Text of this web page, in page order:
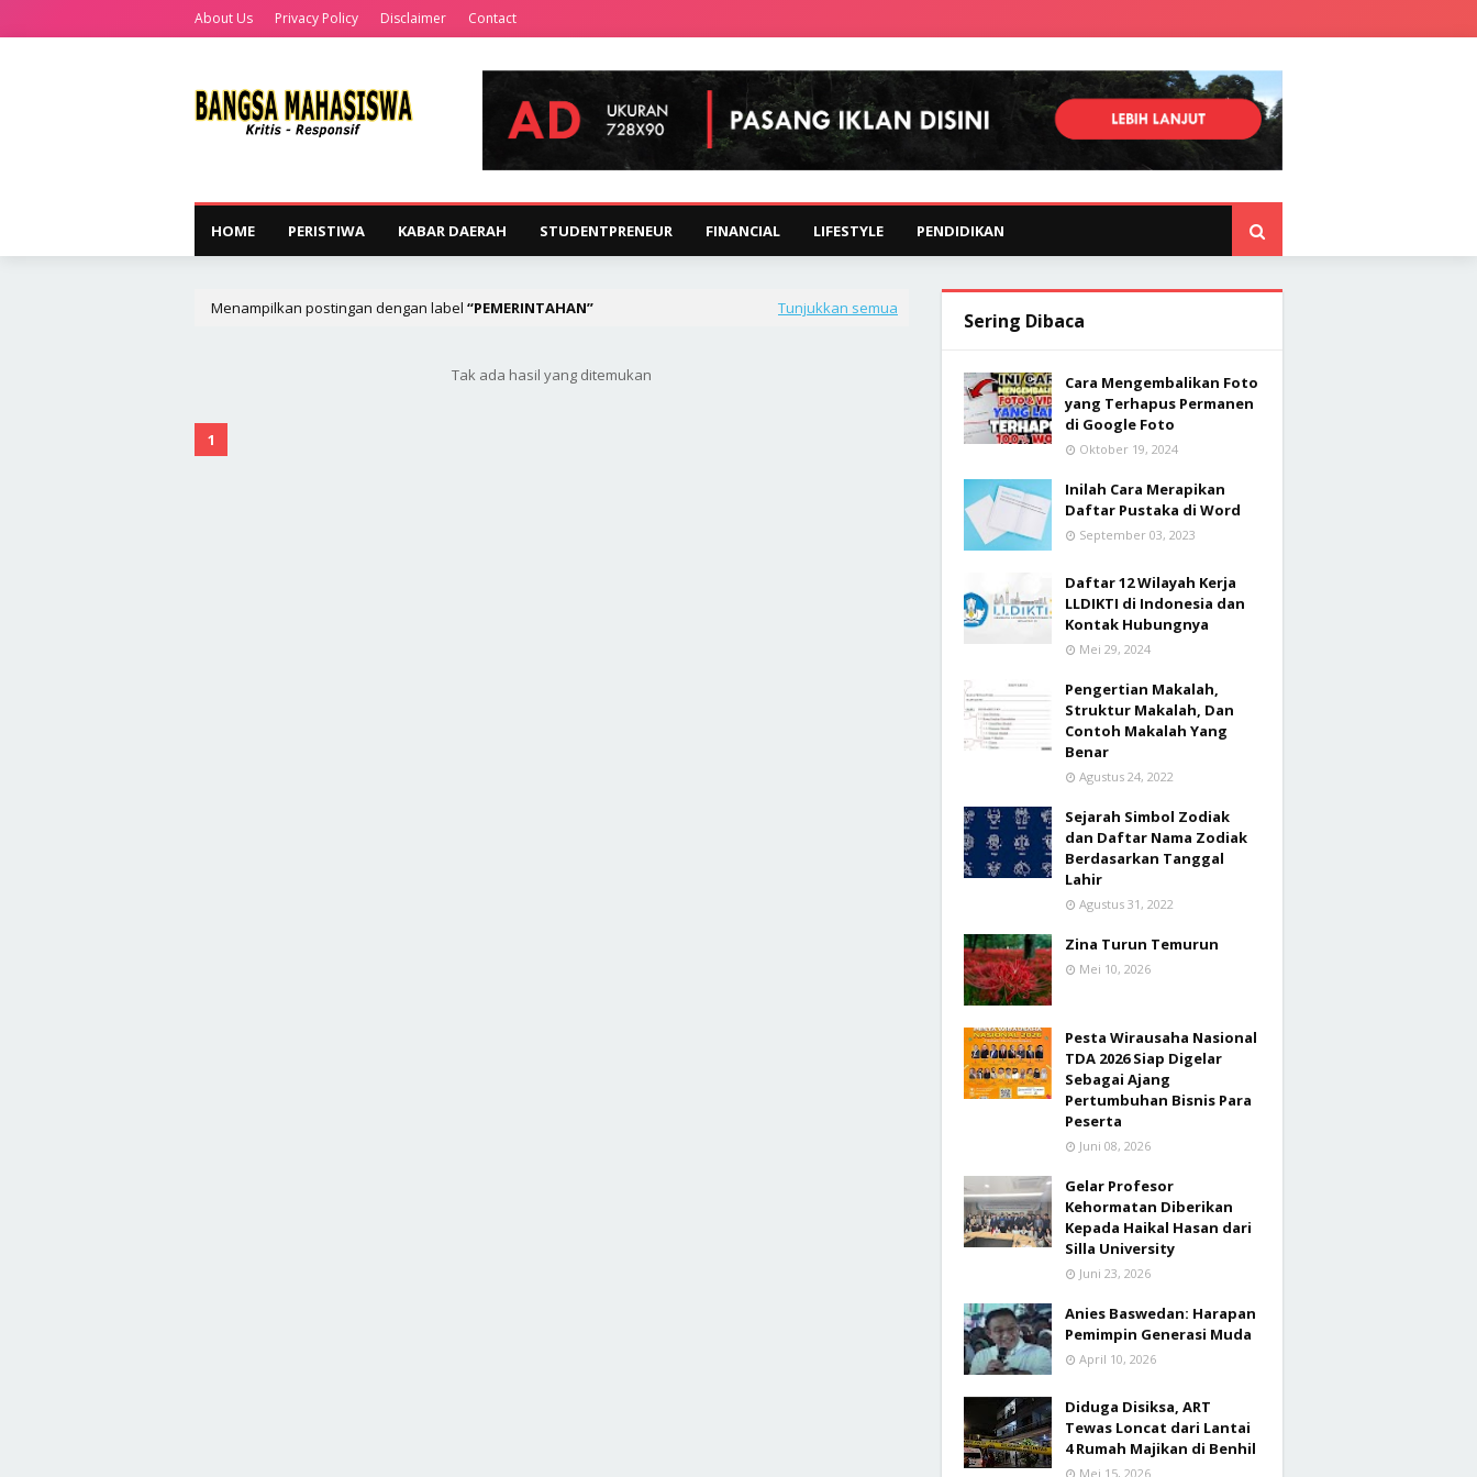
About Us Privacy Policy Disclaimer Contact
HOME PERISTIWA KABAR DAERAH STUDENTPRENEUR FINANCIAL LIFESTYLE PENDIDIKAN
Menampilkan postingan dengan label PEMERINTAHAN Tunjukkan semua
Tak ada hasil yang ditemukan
1
Sering Dibaca
Cara Mengembalikan Foto
yang Terhapus Permanen
di Google Foto
Oktober 19, 2024
Inilah Cara Merapikan
Daftar Pustaka di Word
September 03, 2023
Daftar 12 Wilayah Kerja
LLDIKTI di Indonesia dan
Kontak Hubungnya
Mei 29, 2024
Pengertian Makalah,
Struktur Makalah, Dan
Contoh Makalah Yang
Benar
Agustus 24, 2022
Sejarah Simbol Zodiak
dan Daftar Nama Zodiak
Berdasarkan Tanggal
Lahir
Agustus 31, 2022
Zina Turun Temurun
Mei 10, 2026
Pesta Wirausaha Nasional
TDA 2026 Siap Digelar
Sebagai Ajang
Pertumbuhan Bisnis Para
Peserta
Juni 08, 2026
Gelar Profesor
Kehormatan Diberikan
Kepada Haikal Hasan dari
Silla University
Juni 23, 2026
Anies Baswedan: Harapan
Pemimpin Generasi Muda
April 10, 2026
Diduga Disiksa, ART
Tewas Loncat dari Lantai
4 Rumah Majikan di Benhil
Mei 15, 2026